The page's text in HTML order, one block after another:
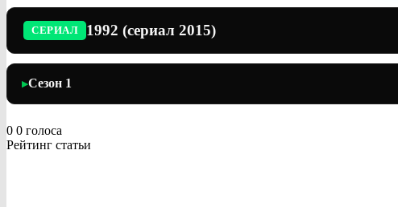
СЕРИАЛ 1992 (сериал 2015)
▶Сезон 1
0 0 голоса
Рейтинг статьи